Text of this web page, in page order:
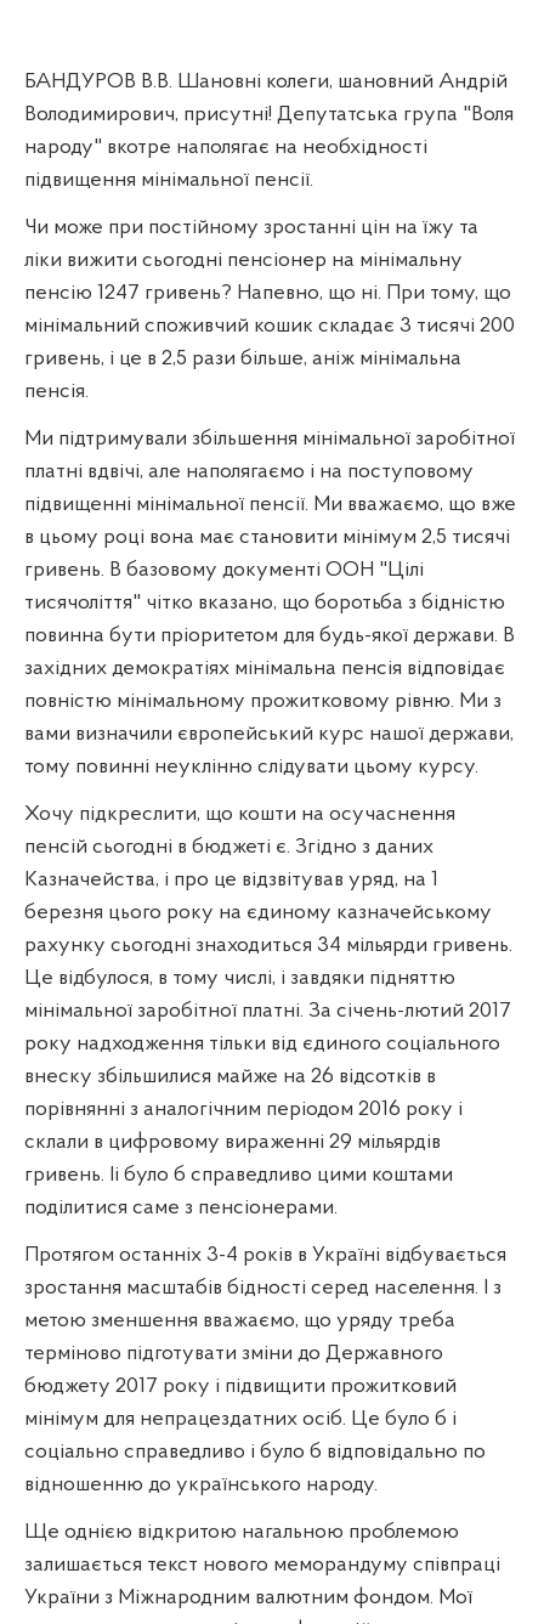
БАНДУРОВ В.В. Шановні колеги, шановний Андрій
Володимирович, присутні! Депутатська група "Воля
народу" вкотре наполягає на необхідності
підвищення мінімальної пенсії.
Чи може при постійному зростанні цін на їжу та
ліки вижити сьогодні пенсіонер на мінімальну
пенсію 1247 гривень? Напевно, що ні. При тому, що
мінімальний споживчий кошик складає 3 тисячі 200
гривень, і це в 2,5 рази більше, аніж мінімальна
пенсія.
Ми підтримували збільшення мінімальної заробітної
платні вдвічі, але наполягаємо і на поступовому
підвищенні мінімальної пенсії. Ми вважаємо, що вже
в цьому році вона має становити мінімум 2,5 тисячі
гривень. В базовому документі ООН "Цілі
тисячоліття" чітко вказано, що боротьба з бідністю
повинна бути пріоритетом для будь-якої держави. В
західних демократіях мінімальна пенсія відповідає
повністю мінімальному прожитковому рівню. Ми з
вами визначили європейський курс нашої держави,
тому повинні неуклінно слідувати цьому курсу.
Хочу підкреслити, що кошти на осучаснення
пенсій сьогодні в бюджеті є. Згідно з даних
Казначейства, і про це відзвітував уряд, на 1
березня цього року на єдиному казначейському
рахунку сьогодні знаходиться 34 мільярди гривень.
Це відбулося, в тому числі, і завдяки підняттю
мінімальної заробітної платні. За січень-лютий 2017
року надходження тільки від єдиного соціального
внеску збільшилися майже на 26 відсотків в
порівнянні з аналогічним періодом 2016 року і
склали в цифровому вираженні 29 мільярдів
гривень. Іі було б справедливо цими коштами
поділитися саме з пенсіонерами.
Протягом останніх 3-4 років в Україні відбувається
зростання масштабів бідності серед населення. І з
метою зменшення вважаємо, що уряду треба
терміново підготувати зміни до Державного
бюджету 2017 року і підвищити прожитковий
мінімум для непрацездатних осіб. Це було б і
соціально справедливо і було б відповідально по
відношенню до українського народу.
Ще однією відкритою нагальною проблемою
залишається текст нового меморандуму співпраці
України з Міжнародним валютним фондом. Мої